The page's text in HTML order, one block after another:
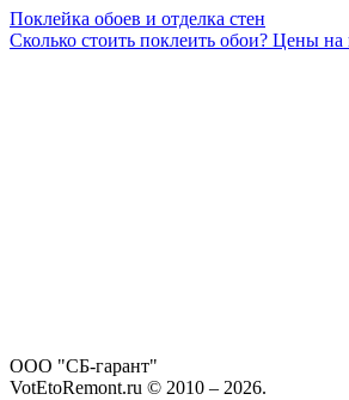
Поклейка обоев и отделка стен
Сколько стоить поклеить обои? Цены на
ООО "СБ-гарант"
VotEtoRemont.ru © 2010 – 2026.